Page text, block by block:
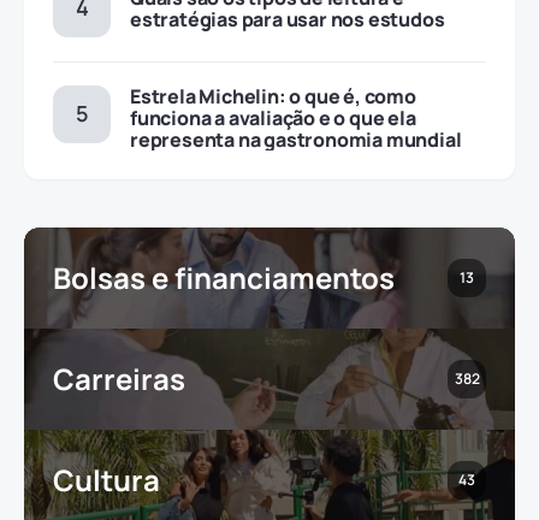
estratégias para usar nos estudos
Estrela Michelin: o que é, como
funciona a avaliação e o que ela
representa na gastronomia mundial
Bolsas e financiamentos 13
Carreiras 382
Cultura 43